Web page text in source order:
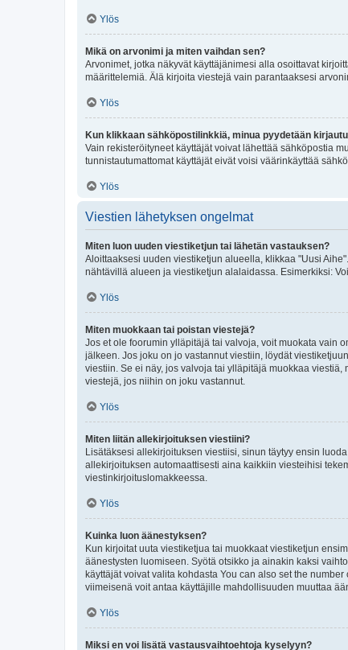
Ylös
Mikä on arvonimi ja miten vaihdan sen?
Arvonimet, jotka näkyvät käyttäjänimesi alla osoittavat
määrittelemiä. Älä kirjoita viestejä vain parantaaksesi
Ylös
Kun klikkaan sähköpostilinkkiä, minua pyydetään
Vain rekisteröityneet käyttäjät voivat lähettää sähköpostia
tunnistautumattomat käyttäjät eivät voisi väärinkäyttää
Ylös
Viestien lähetyksen ongelmat
Miten luon uuden viestiketjun tai lähetän vastauksen?
Aloittaaksesi uuden viestiketjun alueella, klikkaa "Uusi
nähtävillä alueen ja viestiketjun alalaidassa. Esimerkiksi:
Ylös
Miten muokkaan tai poistan viestejä?
Jos et ole foorumin ylläpitäjä tai valvoja, voit muokata vain
jälkeen. Jos joku on jo vastannut viestiin, löydät
viestiin. Se ei näy, jos valvoja tai ylläpitäjä muokkaa
viestejä, jos niihin on joku vastannut.
Ylös
Miten liitän allekirjoituksen viestiini?
Lisätäksesi allekirjoituksen viestiisi, sinun täytyy ensin
allekirjoituksen automaattisesti aina kaikkiin viesteihisi
viestinkirjoituslomakkeessa.
Ylös
Kuinka luon äänestyksen?
Kun kirjoitat uuta viestiketjua tai muokkaat viestiketjun
äänestysten luomiseen. Syötä otsikko ja ainakin kaksi
käyttäjät voivat valita kohdasta You can also set the
viimeisenä voit antaa käyttäjille mahdollisuuden muuttaa
Ylös
Miksi en voi lisätä vastausvaihtoehtoja kyselyyn?